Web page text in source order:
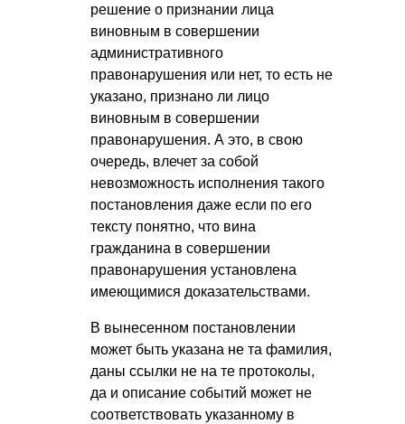
решение о признании лица
виновным в совершении
административного
правонарушения или нет, то есть не
указано, признано ли лицо
виновным в совершении
правонарушения. А это, в свою
очередь, влечет за собой
невозможность исполнения такого
постановления даже если по его
тексту понятно, что вина
гражданина в совершении
правонарушения установлена
имеющимися доказательствами.
В вынесенном постановлении
может быть указана не та фамилия,
даны ссылки не на те протоколы,
да и описание событий может не
соответствовать указанному в